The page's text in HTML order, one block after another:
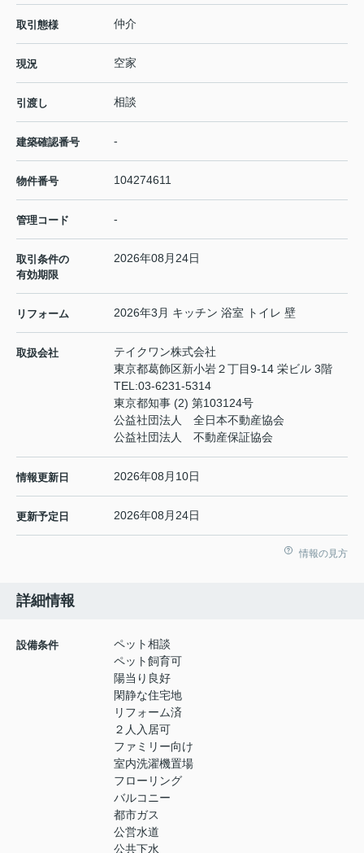
取引態様 仲介
現況 空家
引渡し 相談
建築確認番号 -
物件番号 104274611
管理コード -
取引条件の
有効期限
2026年08月24日
リフォーム 2026年3月 キッチン 浴室 トイレ 壁
取扱会社
テイクワン株式会社
東京都葛飾区新小岩２丁目9-14 栄ビル 3階
TEL:03-6231-5314
東京都知事 (2) 第103124号
公益社団法人 全日本不動産協会
公益社団法人 不動産保証協会
情報更新日 2026年08月10日
更新予定日 2026年08月24日
情報の見方
詳細情報
設備条件
ペット相談
ペット飼育可
陽当り良好
閑静な住宅地
リフォーム済
２人入居可
ファミリー向け
室内洗濯機置場
フローリング
バルコニー
都市ガス
公営水道
公共下水